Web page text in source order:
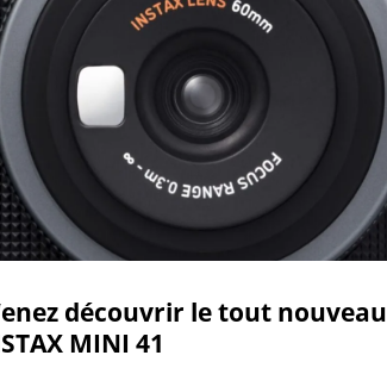
découvrir le tout nouveau
MINI 41